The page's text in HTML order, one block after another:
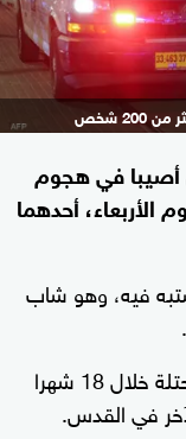
شخص
أصيبا في هجوم
الأربعاء، أحدهما
فيه، وهو شاب
.
واجتاحت أعمال العنف الضفة الغربية المحتلة خلال 18 شهرا
في القدس.